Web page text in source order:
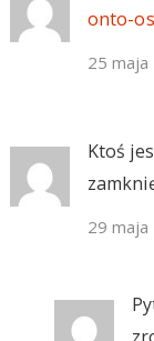
onto-
25 maja
Ktoś
29 maja